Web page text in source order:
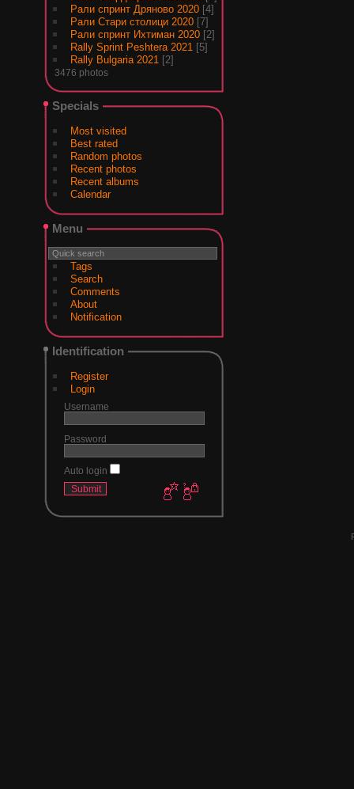
Рали спринт Дряново 2020 [4]
Рали Стари столици 2020 [7]
Рали спринт Ихтиман 2020 [2]
Rally Sprint Peshtera 2021 [5]
Rally Bulgaria 2021 [2]
3476 photos
Specials
Most visited
Best rated
Random photos
Recent photos
Recent albums
Calendar
Menu
Tags
Search
Comments
About
Notification
Identification
Register
Login
Username
Password
Auto login